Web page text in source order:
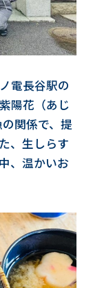
電長谷駅の
陽花（あじ
関係で、提
、生しらす
、温かいお